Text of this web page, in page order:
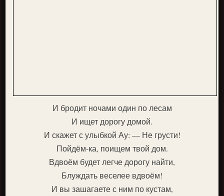
И бродит ночами один по лесам
И ищет дорогу домой.
И скажет с улыбкой Ау: — Не грусти!
Пойдём-ка, поищем твой дом.
Вдвоём будет легче дорогу найти,
Блуждать веселее вдвоём!
И вы зашагаете с ним по кустам,